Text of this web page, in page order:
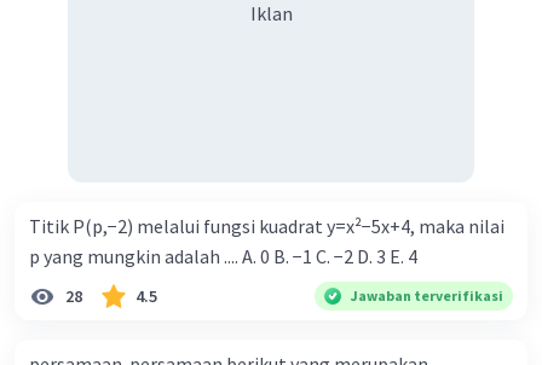
Iklan
Titik P(p,−2) melalui fungsi kuadrat y=x²−5x+4, maka nilai
p yang mungkin adalah .... A. 0 B. −1 C. −2 D. 3 E. 4
28 4.5 Jawaban terverifikasi